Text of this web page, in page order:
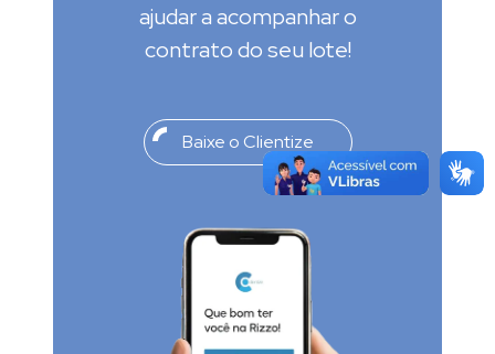
ajudar a acompanhar o
contrato do seu lote!
Baixe o Clientize